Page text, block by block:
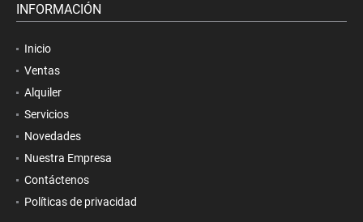
INFORMACIÓN
Inicio
Ventas
Alquiler
Servicios
Novedades
Nuestra Empresa
Contáctenos
Políticas de privacidad